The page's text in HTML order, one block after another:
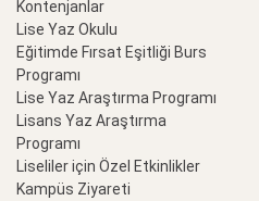
Kontenjanlar
Lise Yaz Okulu
Eğitimde Fırsat Eşitliği Burs
Programı
Lise Yaz Araştırma Programı
Lisans Yaz Araştırma
Programı
Liseliler için Özel Etkinlikler
Kampüs Ziyareti